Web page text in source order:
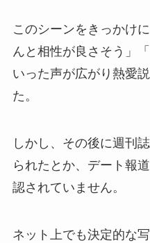
このシーンをきっかけ
んと相性が良さそう」
いった声が広がり熱愛
た。
しかし、その後に週刊
られたとか、デート報
認されていません。
ネット上でも決定的な